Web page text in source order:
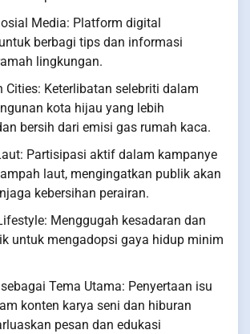
Media: Platform digital
berbagi tips dan informasi
lingkungan.
Cities: Keterlibatan selebriti dalam
kota hijau yang lebih
bersih dari emisi gas rumah kaca.
Partisipasi aktif dalam kampanye
laut, mengingatkan publik akan
kebersihan perairan.
Menggugah kesadaran dan
untuk mengadopsi gaya hidup minim
Tema Utama: Penyertaan isu
konten karya seni dan hiburan
pesan dan edukasi